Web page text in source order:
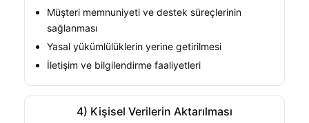
Müşteri memnuniyeti ve destek süreçlerinin
sağlanması
Yasal yükümlülüklerin yerine getirilmesi
İletişim ve bilgilendirme faaliyetleri
4) Kişisel Verilerin Aktarılması